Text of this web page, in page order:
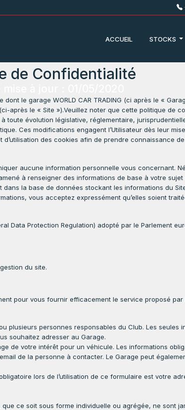
ACCUEIL STOCKS
de Confidentialité
le garage WORLD CAR TRADING (ci après le «
après le « Site »).Veuillez noter que cette politique de
évolution législative, réglementaire,
Ces modifications engagent l’Utilisateur dès leur
des cookies afin de prendre connaissance
aucune information personnelle vous concernant.
à renseigner des informations de base à votre
la base de données stockant les informations du
vous acceptez expressément qu’elles soient
Data Protection Regulation) adopté par le Parlement
du site.
pour vous fournir efficacement le service proposé
plusieurs personnes responsables du Club. Les seules
souhaitez adresser au Garage.
de votre intérêt pour un véhicule. Les informations
de la personne à contacter. Le Garage peut
lors de l’utilisation de ce formulaire est votre
ce soit sous forme individuelle ou agrégée, ne sont